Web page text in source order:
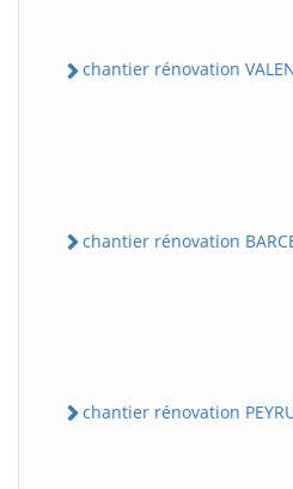
chantier rénovation
chantier rénovation
chantier rénovation